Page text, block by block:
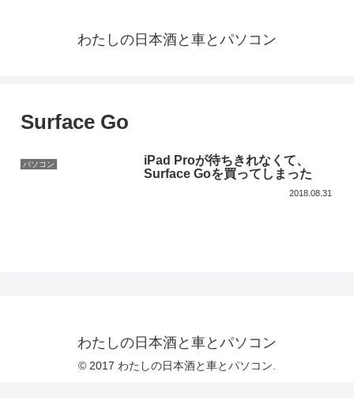
わたしの日本酒と車とパソコン
Surface Go
パソコン
iPad Proが待ちきれなくて、
Surface Goを買ってしまった
2018.08.31
わたしの日本酒と車とパソコン
© 2017 わたしの日本酒と車とパソコン.